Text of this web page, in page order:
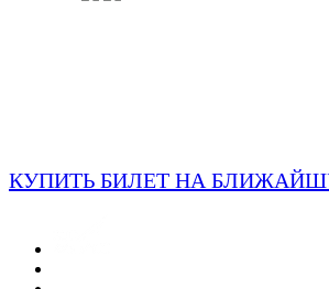
КУПИТЬ БИЛЕТ НА